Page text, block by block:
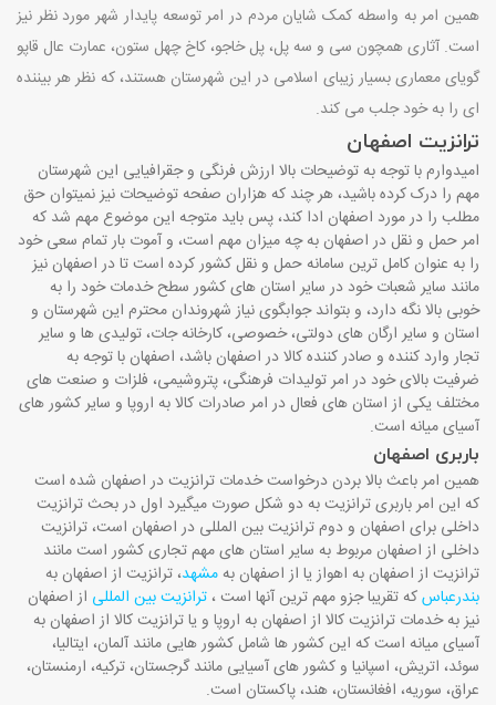
همین امر به واسطه کمک شایان مردم در امر توسعه پایدار شهر مورد نظر نیز
است. آثاری همچون سی و سه پل، پل خاجو، کاخ چهل ستون، عمارت عال قاپو
گویای معماری بسیار زیبای اسلامی در این شهرستان هستند، که نظر هر بیننده
ای را به خود جلب می کند.
ترانزیت اصفهان
امیدوارم با توجه به توضیحات بالا ارزش فرنگی و جقرافیایی این شهرستان
مهم را درک کرده باشید، هر چند که هزاران صفحه توضیحات نیز نمیتوان حق
مطلب را در مورد اصفهان ادا کند، پس باید متوجه این موضوع مهم شد که
امر حمل و نقل در اصفهان به چه میزان مهم است، و آموت بار تمام سعی خود
را به عنوان کامل ترین سامانه حمل و نقل کشور کرده است تا در اصفهان نیز
مانند سایر شعبات خود در سایر استان های کشور سطح خدمات خود را به
خوبی بالا نگه دارد، و بتواند جوابگوی نیاز شهروندان محترم این شهرستان و
استان و سایر ارگان های دولتی، خصوصی، کارخانه جات، تولیدی ها و سایر
تجار وارد کننده و صادر کننده کالا در اصفهان باشد، اصفهان با توجه به
ضرفیت بالای خود در امر تولیدات فرهنگی، پتروشیمی، فلزات و صنعت های
مختلف یکی از استان های فعال در امر صادرات کالا به اروپا و سایر کشور های
آسیای میانه است.
باربری اصفهان
همین امر باعث بالا بردن درخواست خدمات ترانزیت در اصفهان شده است
که این امر باربری ترانزیت به دو شکل صورت میگیرد اول در بحث ترانزیت
داخلی برای اصفهان و دوم ترانزیت بین المللی در اصفهان است، ترانزیت
داخلی از اصفهان مربوط به سایر استان های مهم تجاری کشور است مانند
ترانزیت از اصفهان به اهواز یا از اصفهان به مشهد، ترانزیت از اصفهان به
بندرعباسکه تقریبا جزو مهم ترین آنها است ، ترانزیت بین المللی از اصفهان
نیز به خدمات ترانزیت کالا از اصفهان به اروپا و یا ترانزیت کالا از اصفهان به
آسیای میانه است که این کشور ها شامل کشور هایی مانند آلمان، ایتالیا،
سوئد، اتریش، اسپانیا و کشور های آسیایی مانند گرجستان، ترکیه، ارمنستان،
عراق، سوریه، افغانستان، هند، پاکستان است.